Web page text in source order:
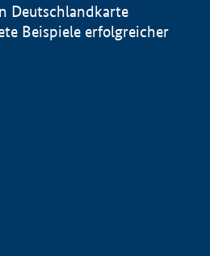
Deutschlandkarte
Beispiele erfolgreicher